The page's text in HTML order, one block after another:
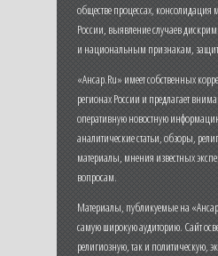
обществе процессах,
России, выявление случаев
и национальным признакам,
«Ансар.Ru» имеет собственных
регионах России и предлагает
оперативную новостную
аналитические статьи, обзоры,
материалы, мнения известных
вопросам.
Материалы, публикуемые на
самую широкую аудиторию. Сайт
религиозную, так и политическую,